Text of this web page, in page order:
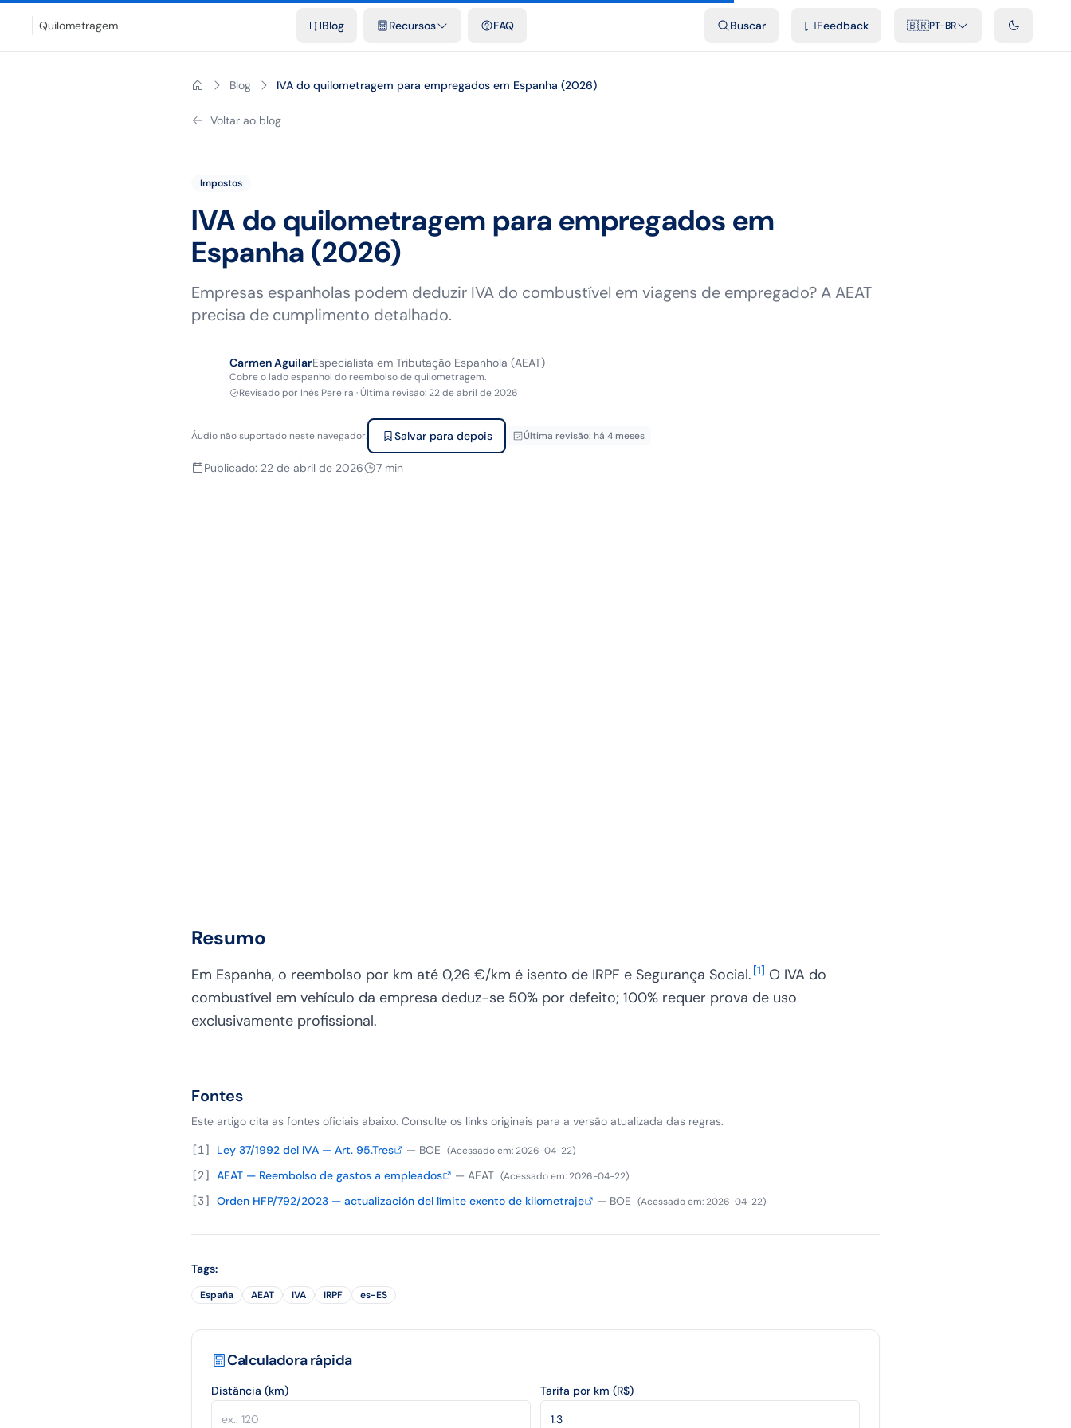
BlogCalculadora de quilometragemGlossárioDistâncias entre cidadesModelos e planilhas grátisComparativosTarifas oficiaisPodcast
Blog Recursos Buscar Feedback 🇧🇷PT-BR
Blog IVA do quilometragem para empregados em Espanha (2026)
Voltar ao blog
Impostos
IVA do quilometragem para empregados em
Espanha (2026)
Empresas espanholas podem deduzir IVA do combustível em viagens de empregado? A AEAT
precisa de cumplimento detalhado.
Carmen AguilarEspecialista em Tributação Espanhola (AEAT)
Cobre o lado espanhol do reembolso de quilometragem.
Revisado por Inês Pereira ·Última revisão:22 de abril de 2026
Áudio não suportado neste navegador. Salvar para depois Última revisão: há 4 meses
Publicado: 22 de abril de 2026 7 min
Em Espanha, o reembolso por km até 0,26 €/km é isento de IRPF e Segurança Social.
combustível em vehículo da empresa deduz-se 50% por defeito; 100% requer prova de uso
exclusivamente profissional.
Este artigo cita as fontes oficiais abaixo. Consulte os links originais para a versão atualizada das regras.
[1] Ley 37/1992 del IVA — Art. 95.Tres —BOE Acessado em: 2026-04-22 )
[2] AEAT — Reembolso de gastos a empleados —AEAT (Acessado em:2026-04-22
[3] Orden HFP/792/2023 — actualización del límite exento de kilometraje —BOE
España
Distância (km)